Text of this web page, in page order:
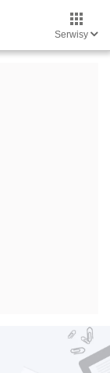
Serwisy